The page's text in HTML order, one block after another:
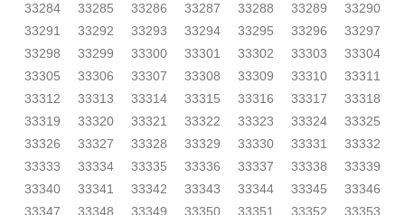
33284
33285 33286 33287 33288 33289
33290
33291
33292 33293 33294 33295 33296
33297
33298
33299 33300 33301 33302 33303
33304
33305
33306 33307 33308 33309 33310
33311
33312
33313 33314 33315 33316 33317
33318
33319
33320 33321 33322 33323 33324
33325
33326
33327 33328 33329 33330 33331
33332
33333
33334 33335 33336 33337 33338
33339
33340
33341 33342 33343 33344 33345
33346
33347
33348 33349 33350 33351 33352
33353